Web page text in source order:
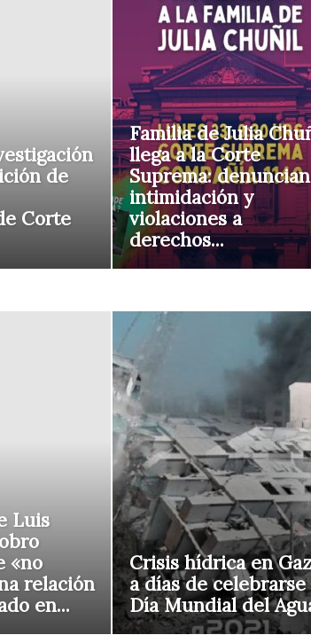
de
Corte
Familia de Julia
llega a la Corte
Suprema: denuncian
intimidación y
violaciones a
derechos...
Luis
«no
relación
en...
Crisis hídrica en
a días de celebrarse
Día Mundial del